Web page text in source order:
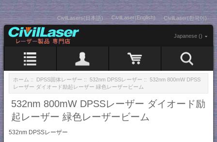
CivilLasers(日本語) CivilLaser(English) CivilLaser(한국어)
Japanese ()
ホーム :: DPSS固体レーザー :: 532nm DPSSレーザー :: 532nm 800mW DPSS
レーザー ダイオード励起レーザー 緑色レーザービーム
532nm 800mW DPSSレーザー ダイオード励
起レーザー 緑色レーザービーム
532nm DPSSレーザー